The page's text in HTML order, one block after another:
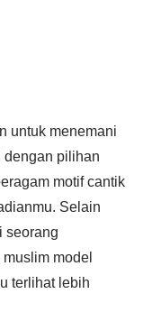
untuk menemani
dengan pilihan
motif cantik
Selain
seorang
model
terlihat lebih